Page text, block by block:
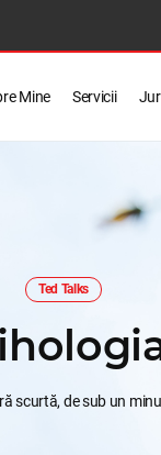
Mine Servicii
Ted Talks
scurtă, de sub un